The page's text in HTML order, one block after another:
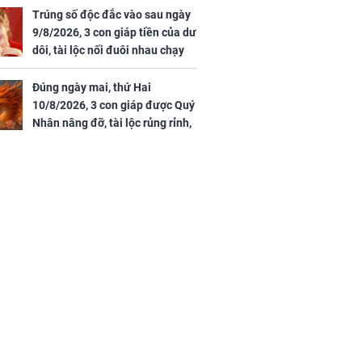
nghiệp vượng phát
Trúng số độc đắc vào sau ngày
9/8/2026, 3 con giáp tiền của dư
dôi, tài lộc nối đuôi nhau chạy
vào nhà, sự nghiệp phất lên
trông thấy
Đúng ngày mai, thứ Hai
10/8/2026, 3 con giáp được Quý
Nhân nâng đỡ, tài lộc rủng rỉnh,